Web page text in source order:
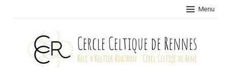
Menu